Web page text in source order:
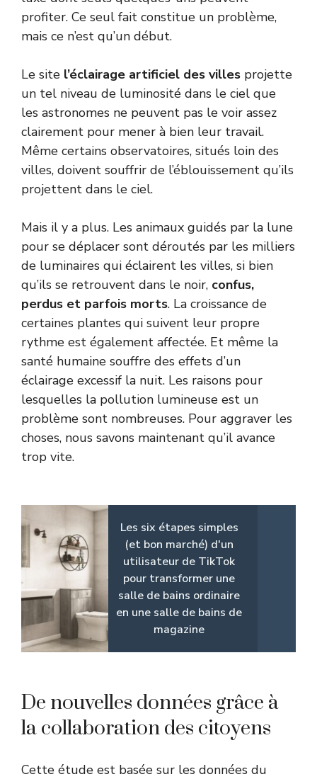
profiter. Ce seul fait constitue un problème,
mais ce n’est qu’un début.
Le site l’éclairage artificiel des villes projette
un tel niveau de luminosité dans le ciel que
les astronomes ne peuvent pas le voir assez
clairement pour mener à bien leur travail.
Même certains observatoires, situés loin des
villes, doivent souffrir de l’éblouissement qu’ils
projettent dans le ciel.
Mais il y a plus. Les animaux guidés par la lune
pour se déplacer sont déroutés par les milliers
de luminaires qui éclairent les villes, si bien
qu’ils se retrouvent dans le noir, confus,
perdus et parfois morts. La croissance de
certaines plantes qui suivent leur propre
rythme est également affectée. Et même la
santé humaine souffre des effets d’un
éclairage excessif la nuit. Les raisons pour
lesquelles la pollution lumineuse est un
problème sont nombreuses. Pour aggraver les
choses, nous savons maintenant qu’il avance
trop vite.
Les six étapes simples
(et bon marché) d'un
utilisateur de TikTok
pour transformer une
salle de bains ordinaire
en une salle de bains de
magazine
De nouvelles données grâce à
la collaboration des citoyens
Cette étude est basée sur les données du